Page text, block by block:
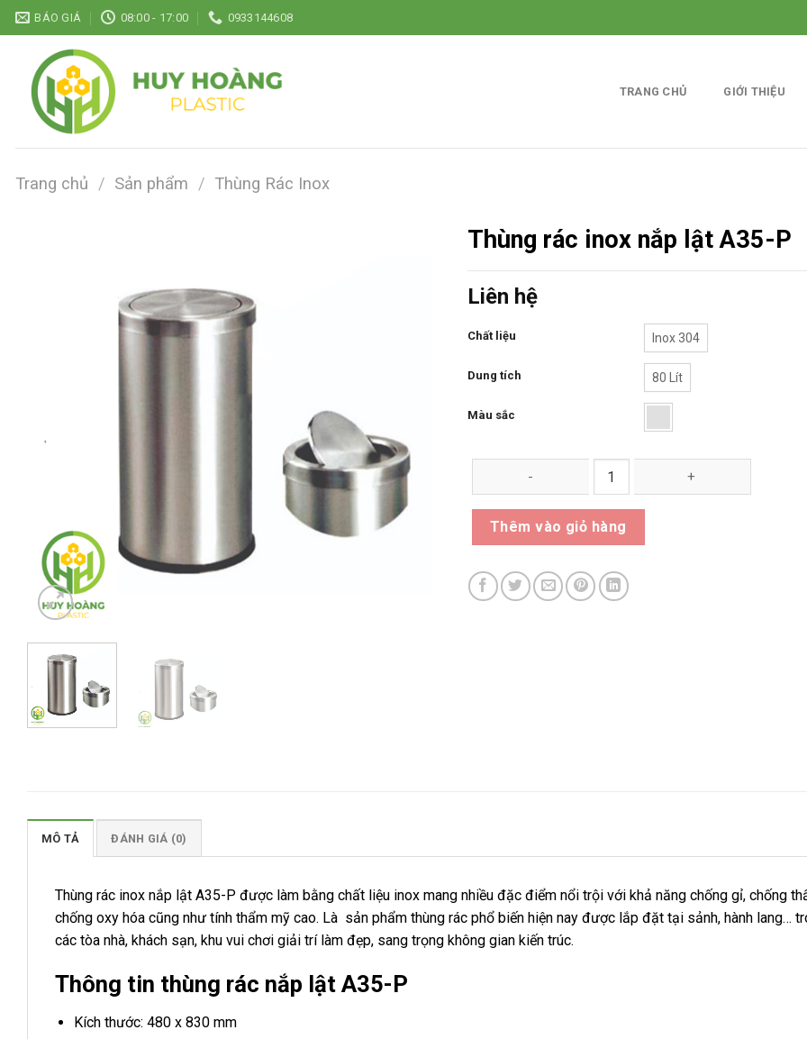
Chuyển
đến
BÁO GIÁ 08:00 - 17:00 0933144608
TRANG CHỦ GIỚI THIỆU
Trang chủ / Sản phẩm / Thùng Rác Inox
Thùng rác inox nắp lật A35-P
Liên hệ
Chất liệu Inox 304
Dung tích 80 Lít
Màu sắc
Thùng rác inox nắp lật A35-P số lượng
Thêm vào giỏ hàng
MÔ TẢ ĐÁNH GIÁ (0)
Thùng rác inox nắp lật A35-P được làm bằng chất liệu inox mang nhiều đặc điểm nổi trội với khả năng chống gỉ, chống
chống oxy hóa cũng như tính thẩm mỹ cao. Là sản phẩm thùng rác phổ biến hiện nay được lắp đặt tại sảnh, hành lang…
các tòa nhà, khách sạn, khu vui chơi giải trí làm đẹp, sang trọng không gian kiến trúc.
Thông tin thùng rác nắp lật A35-P
Kích thước: 480 x 830 mm